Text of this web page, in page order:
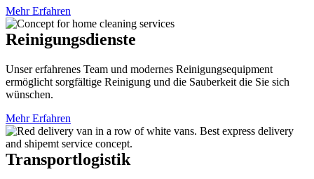
Mehr Erfahren
Reinigungsdienste
Unser erfahrenes Team und modernes Reinigungsequipment
ermöglicht sorgfältige Reinigung und die Sauberkeit die Sie sich
wünschen.
Mehr Erfahren
Transportlogistik